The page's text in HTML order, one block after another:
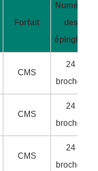
Forfait
Numéro
des
épingles
CMS
24
broches
CMS
24
broches
CMS
24
broches